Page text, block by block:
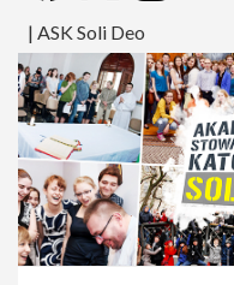
| ASK Soli Deo